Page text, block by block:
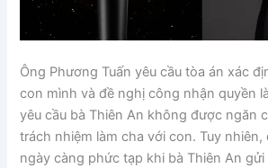
Ông Phương Tuấn yêu cầu tòa án xác
con mình và đề nghị công nhận quyền
yêu cầu bà Thiên An không được ngăn
trách nhiệm làm cha với con. Tuy nhiên,
ngày càng phức tạp khi bà Thiên An